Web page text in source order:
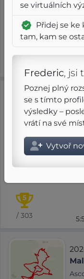
⨦ 32.5 km
+ 2 600 m
+ 2 050 m
5
/ 303
se virtuálních
Přidej se
tam, kam se
Frederic, jsi
Poznej plný
se s tímto
výsledky –
vrátí na své
Vytvoř